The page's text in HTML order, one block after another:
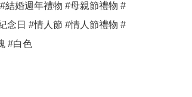
結婚週年禮物 #母親節禮物 #
念日 #情人節 #情人節禮物 #
#白色